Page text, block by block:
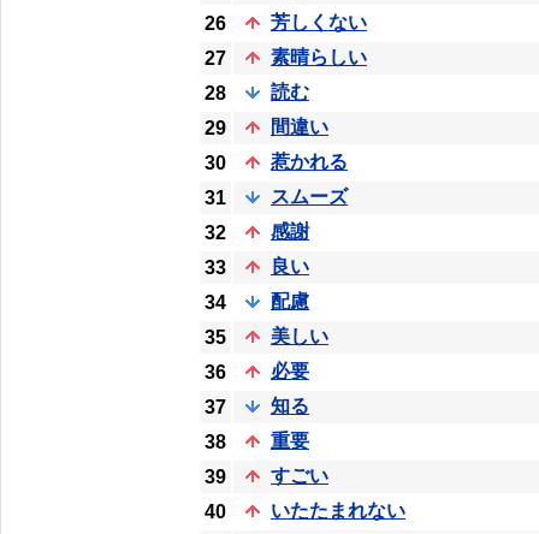
26
芳しくない
27
素晴らしい
28
読む
29
間違い
30
惹かれる
31
スムーズ
32
感謝
33
良い
34
配慮
35
美しい
36
必要
37
知る
38
重要
39
すごい
40
いたたまれない